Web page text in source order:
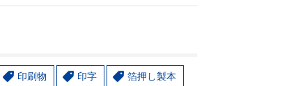
印刷物 印字 箔押し製本